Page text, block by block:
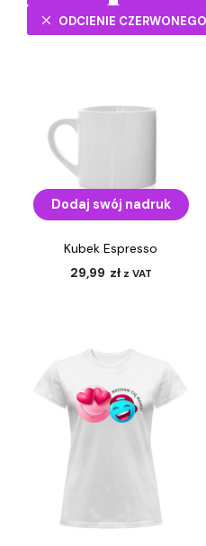
ODCIENIE CZERWONEGO
Dodaj swój nadruk
Kubek Espresso
29,99 zł z VAT